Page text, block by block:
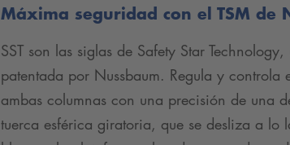
Máxima seguridad con el TSM de
SST son las siglas de Safety Star
patentada por Nussbaum. Regula y controla
ambas columnas con una precisión de una
tuerca esférica giratoria, que se desliza a lo